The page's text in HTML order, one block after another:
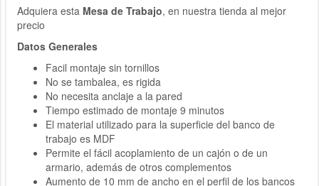
Adquiera esta Mesa de Trabajo, en nuestra tienda al mejor
precio
Datos Generales
Facil montaje sin tornillos
No se tambalea, es rigida
No necesita anclaje a la pared
Tiempo estimado de montaje 9 minutos
El material utilizado para la superficie del banco de
trabajo es MDF
Permite el fácil acoplamiento de un cajón o de un
armario, además de otros complementos
Aumento de 10 mm de ancho en el perfil de los bancos